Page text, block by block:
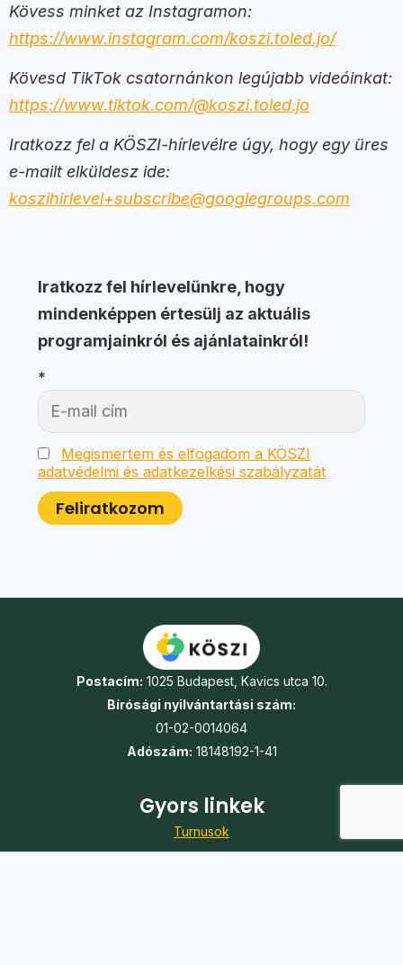
Kövess minket az Instagramon:
https://www.instagram.com/koszi.toled.jo/
Kövesd TikTok csatornánkon legújabb videóinkat:
https://www.tiktok.com/@koszi.toled.jo
Iratkozz fel a KÖSZI-hírlevélre úgy, hogy egy üres
e-mailt elküldesz ide:
koszihirlevel+subscribe@googlegroups.com
Iratkozz fel hírlevelünkre, hogy
mindenképpen értesülj az aktuális
programjainkról és ajánlatainkról!
*
Megismertem és elfogadom a KÖSZI
adatvédelmi és adatkezelkési szabályzatát
Postacím: 1025 Budapest, Kavics utca 10.
Bírósági nyilvántartási szám:
01-02-0014064
Adószám: 18148192-1-41
Gyors linkek
Turnusok